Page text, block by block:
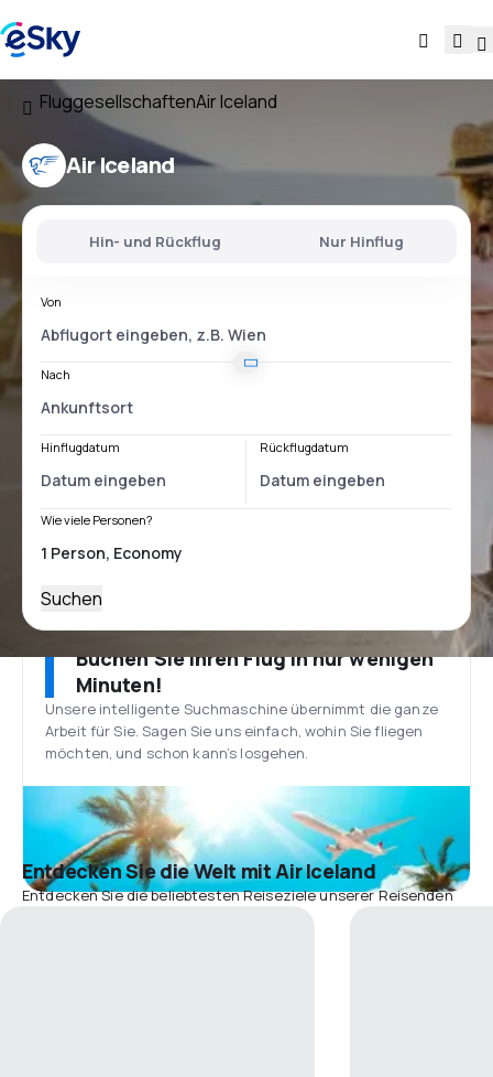
FluggesellschaftenAir Iceland
Air Iceland
Hin- und Rückflug Nur Hinflug
Von
Nach
Hinflugdatum Rückflugdatum
Wie viele Personen?
Suchen
Buchen Sie Ihren Flug in nur wenigen
Minuten!
Unsere intelligente Suchmaschine übernimmt die ganze
Arbeit für Sie. Sagen Sie uns einfach, wohin Sie fliegen
möchten, und schon kann’s losgehen.
Entdecken Sie die Welt mit Air Iceland
Entdecken Sie die beliebtesten Reiseziele unserer Reisenden